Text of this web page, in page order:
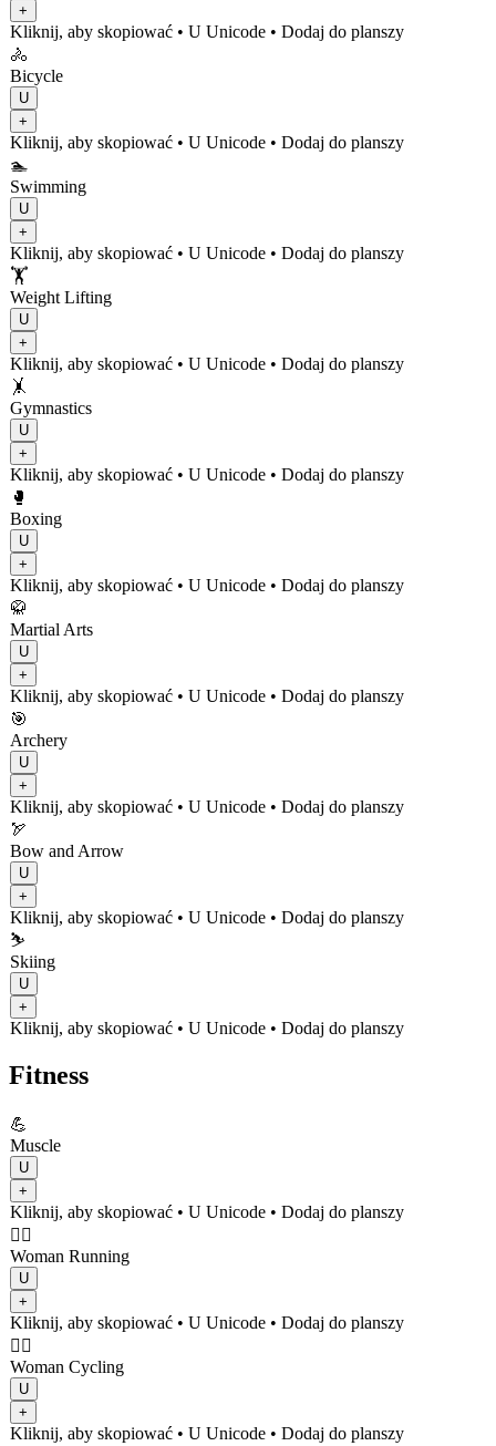
+
Kliknij, aby skopiować • U Unicode • Dodaj do planszy
🚴
Bicycle
U
+
Kliknij, aby skopiować • U Unicode • Dodaj do planszy
🏊
Swimming
U
+
Kliknij, aby skopiować • U Unicode • Dodaj do planszy
🏋️
Weight Lifting
U
+
Kliknij, aby skopiować • U Unicode • Dodaj do planszy
🤸
Gymnastics
U
+
Kliknij, aby skopiować • U Unicode • Dodaj do planszy
🥊
Boxing
U
+
Kliknij, aby skopiować • U Unicode • Dodaj do planszy
🥋
Martial Arts
U
+
Kliknij, aby skopiować • U Unicode • Dodaj do planszy
🎯
Archery
U
+
Kliknij, aby skopiować • U Unicode • Dodaj do planszy
🏹
Bow and Arrow
U
+
Kliknij, aby skopiować • U Unicode • Dodaj do planszy
⛷️
Skiing
U
+
Kliknij, aby skopiować • U Unicode • Dodaj do planszy
Fitness
💪
Muscle
U
+
Kliknij, aby skopiować • U Unicode • Dodaj do planszy
🏃‍♀️
Woman Running
U
+
Kliknij, aby skopiować • U Unicode • Dodaj do planszy
🚴‍♀️
Woman Cycling
U
+
Kliknij, aby skopiować • U Unicode • Dodaj do planszy